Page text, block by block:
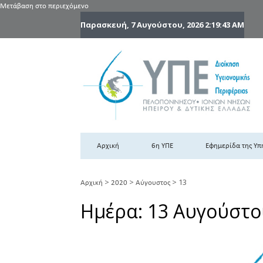
Μετάβαση στο περιεχόμενο
Παρασκευή, 7 Αυγούστου, 20262:19:44 AM
Αρχική 6η ΥΠΕ Εφημερίδα της
Αρχική > 2020 > Αύγουστος > 13
Ημέρα: 13